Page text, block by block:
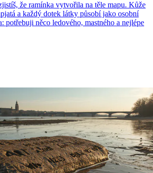
že ramínka vytvořila na těle mapu. Kůže
a každý dotek látky působí jako osobní
potřebuji něco ledového, mastného a nejlépe